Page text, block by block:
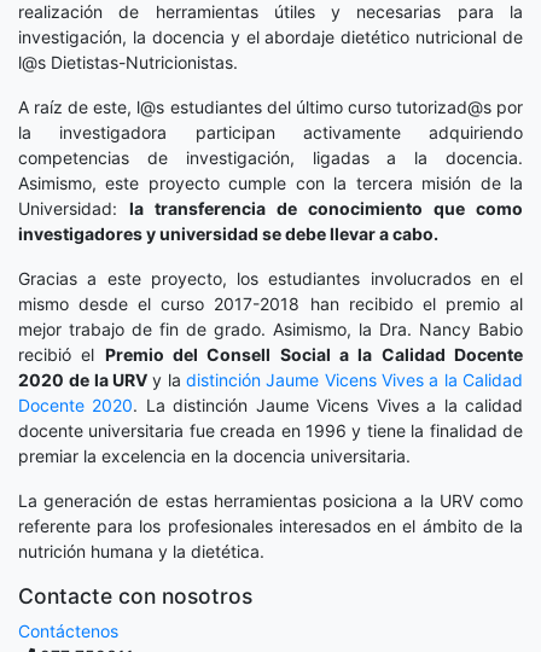
realización de herramientas útiles y necesarias para la
investigación, la docencia y el abordaje dietético nutricional de
l@s Dietistas-Nutricionistas.
A raíz de este, l@s estudiantes del último curso tutorizad@s por
la investigadora participan activamente adquiriendo
competencias de investigación, ligadas a la docencia.
Asimismo, este proyecto cumple con la tercera misión de la
Universidad: la transferencia de conocimiento que como
investigadores y universidad se debe llevar a cabo.
Gracias a este proyecto, los estudiantes involucrados en el
mismo desde el curso 2017-2018 han recibido el premio al
mejor trabajo de fin de grado. Asimismo, la Dra. Nancy Babio
recibió el Premio del Consell Social a la Calidad Docente
2020 de la URV y ladistinción Jaume Vicens Vives a la Calidad
Docente 2020. La distinción Jaume Vicens Vives a la calidad
docente universitaria fue creada en 1996 y tiene la finalidad de
premiar la excelencia en la docencia universitaria.
La generación de estas herramientas posiciona a la URV como
referente para los profesionales interesados en el ámbito de la
nutrición humana y la dietética.
Contacte con nosotros
Contáctenos